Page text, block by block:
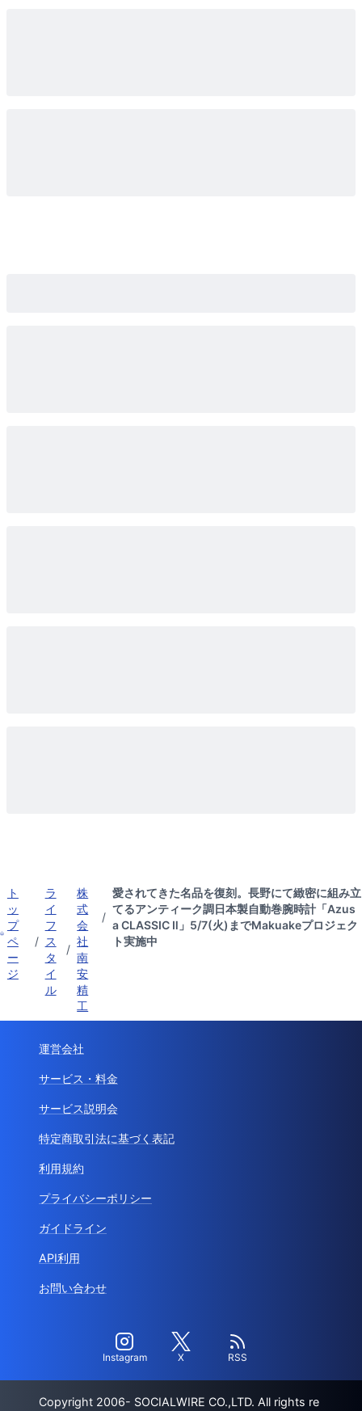
ト
ッ
プ
ペ
ー
ジ
/
ラ
イ
フ
ス
タ
イ
ル
/
株
式
会
社
南
安
精
工
/
愛されてきた名品を復刻。長野にて緻密に組み立
てるアンティーク調日本製自動巻腕時計「Azus
a CLASSIC Ⅱ」5/7(火)までMakuakeプロジェク
ト実施中
運営会社
サービス・料金
サービス説明会
特定商取引法に基づく表記
利用規約
プライバシーポリシー
ガイドライン
API利用
お問い合わせ
Instagram X RSS
Copyright 2006- SOCIALWIRE CO.,LTD. All rights re